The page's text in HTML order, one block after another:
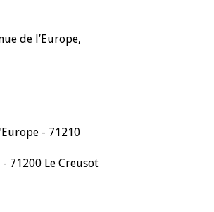
de l’Europe,
- 71210
71200 Le Creusot